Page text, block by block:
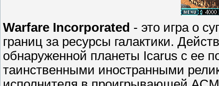
Warfare Incorporated - это игра о
границ за ресурсы галактики.
обнаруженной планеты Icarus с ее
таинственными иностранными